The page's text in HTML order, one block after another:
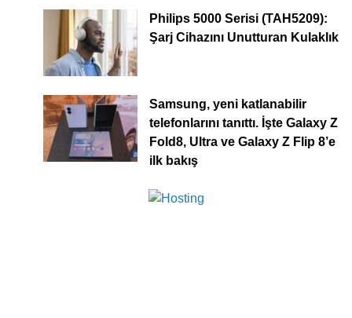
Philips 5000 Serisi (TAH5209):
Şarj Cihazını Unutturan Kulaklık
Samsung, yeni katlanabilir
telefonlarını tanıttı. İşte Galaxy Z
Fold8, Ultra ve Galaxy Z Flip 8’e
ilk bakış